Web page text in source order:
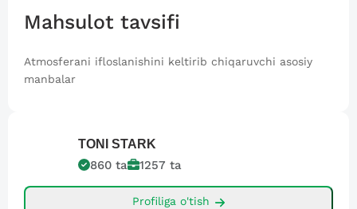
Mahsulot tavsifi
Atmosferani ifloslanishini keltirib chiqaruvchi asosiy
manbalar
TONI STARK
860 ta 1257 ta
Profiliga o'tish